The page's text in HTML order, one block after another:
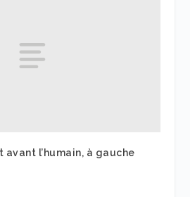
l’humain, à gauche